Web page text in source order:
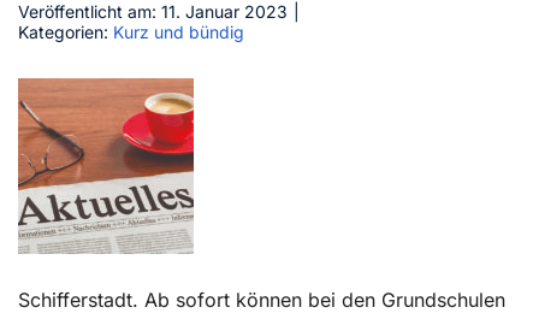
Jetzt abonnieren
Kontakt
Veröffentlicht am: 11. Januar 2023
Kategorien: Kurz und bündig
Schifferstadt. Ab sofort können bei den Grundschulen